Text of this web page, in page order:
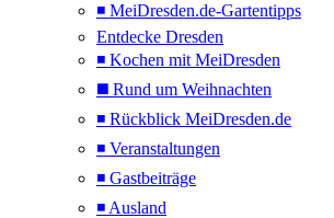
◾ MeiDresden.de-Gartentipps
Entdecke Dresden
◾ Kochen mit MeiDresden
◼️ Rund um Weihnachten
◾ Rückblick MeiDresden.de
◾ Veranstaltungen
◾ Gastbeiträge
◾ Ausland